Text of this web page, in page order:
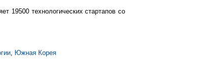
19500 технологических стартапов со
, Южная Корея